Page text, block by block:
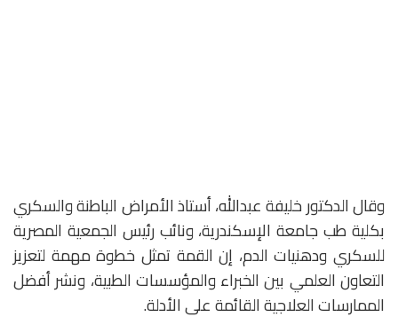
وقال الدكتور خليفة عبدالله، أستاذ الأمراض الباطنة والسكري
بكلية طب جامعة الإسكندرية، ونائب رئيس الجمعية المصرية
للسكري ودهنيات الدم، إن القمة تمثل خطوة مهمة لتعزيز
التعاون العلمي بين الخبراء والمؤسسات الطبية، ونشر أفضل
الممارسات العلاجية القائمة على الأدلة.